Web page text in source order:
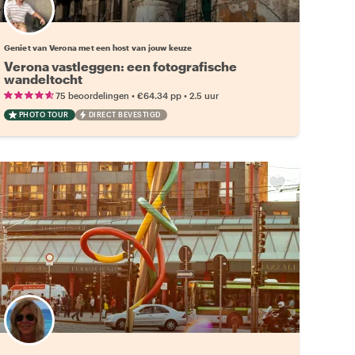
Kies jouw favoriete local
Geniet van Verona met een host van jouw keuze
Verona vastleggen: een fotografische
wandeltocht
75 beoordelingen • €64.34 pp• 2.5 uur
PHOTO TOUR DIRECT BEVESTIGD